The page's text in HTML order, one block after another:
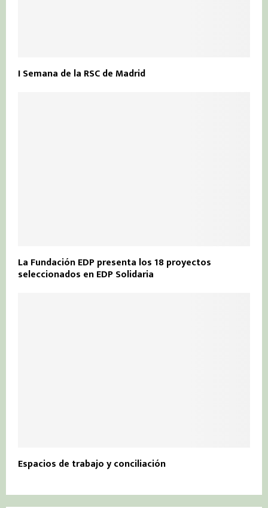
I Semana de la RSC de Madrid
La Fundación EDP presenta los 18 proyectos
seleccionados en EDP Solidaria
Espacios de trabajo y conciliación